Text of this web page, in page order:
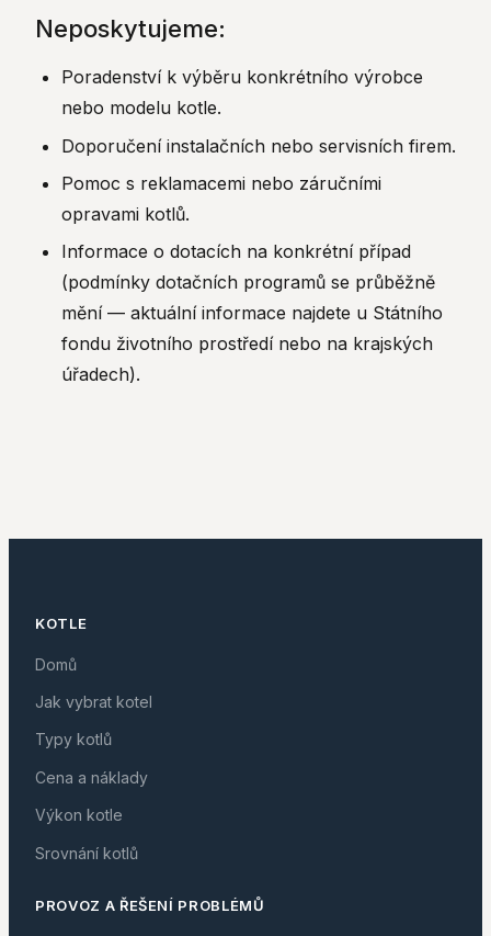
Neposkytujeme:
Poradenství k výběru konkrétního výrobce
nebo modelu kotle.
Doporučení instalačních nebo servisních firem.
Pomoc s reklamacemi nebo záručními
opravami kotlů.
Informace o dotacích na konkrétní případ
(podmínky dotačních programů se průběžně
mění — aktuální informace najdete u Státního
fondu životního prostředí nebo na krajských
úřadech).
KOTLE
Domů
Jak vybrat kotel
Typy kotlů
Cena a náklady
Výkon kotle
Srovnání kotlů
PROVOZ A ŘEŠENÍ PROBLÉMŮ